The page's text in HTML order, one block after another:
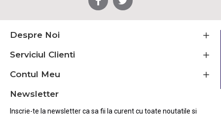
Despre Noi
Serviciul Clienti
Contul Meu
Newsletter
Inscrie-te la newsletter ca sa fii la curent cu toate noutatile si